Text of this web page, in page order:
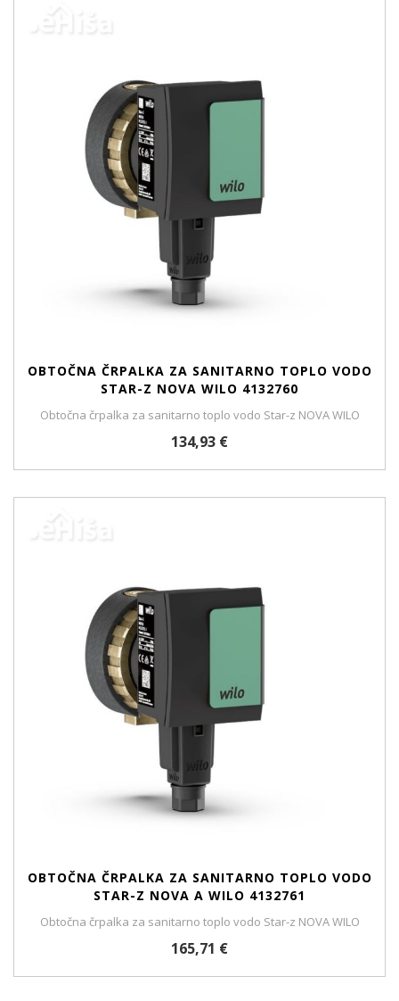
OBTOČNA ČRPALKA ZA SANITARNO TOPLO VODO
STAR-Z NOVA WILO 4132760
Obtočna črpalka za sanitarno toplo vodo Star-z NOVA WILO
134,93 €
OBTOČNA ČRPALKA ZA SANITARNO TOPLO VODO
STAR-Z NOVA A WILO 4132761
Obtočna črpalka za sanitarno toplo vodo Star-z NOVA WILO
165,71 €